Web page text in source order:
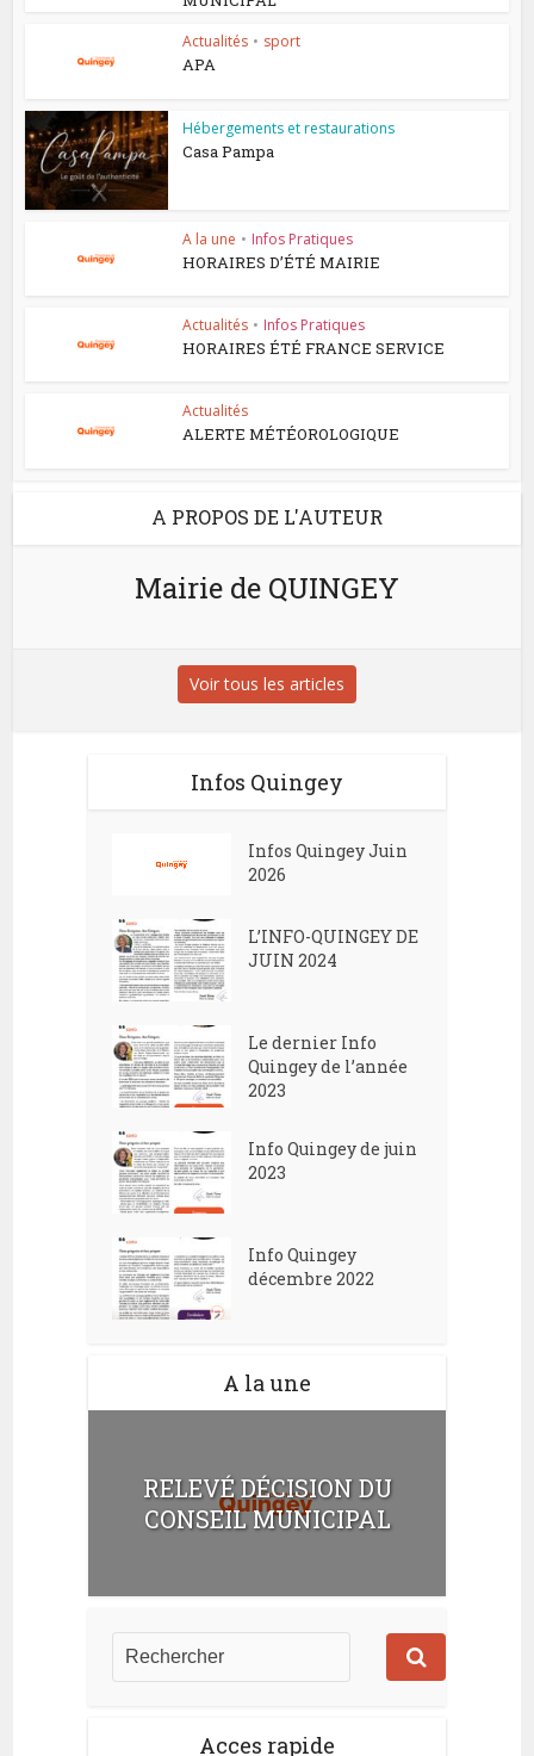
Actualités • sport
APA
Hébergements et restaurations
Casa Pampa
A la une • Infos Pratiques
HORAIRES D’ÉTÉ MAIRIE
Actualités • Infos Pratiques
HORAIRES ÉTÉ FRANCE SERVICE
Actualités
ALERTE MÉTÉOROLOGIQUE
A PROPOS DE L'AUTEUR
Mairie de QUINGEY
Voir tous les articles
Infos Quingey
Infos Quingey Juin
2026
L’INFO-QUINGEY DE
JUIN 2024
Le dernier Info
Quingey de l’année
2023
Info Quingey de juin
2023
Info Quingey
décembre 2022
A la une
RELEVÉ DÉCISION DU
CONSEIL MUNICIPAL
Acces rapide